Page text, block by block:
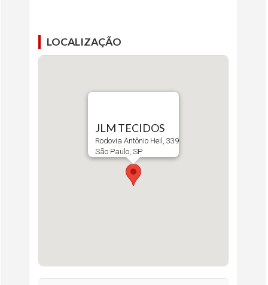
LOCALIZAÇÃO
JLM TECIDOS
Rodovia Antônio Heil, 339
São Paulo, SP